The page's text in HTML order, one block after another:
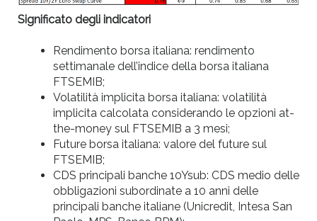
Significato degli indicatori
Rendimento borsa italiana: rendimento
settimanale dell’indice della borsa italiana
FTSEMIB;
Volatilità implicita borsa italiana: volatilità
implicita calcolata considerando le opzioni at-
the-money sul FTSEMIB a 3 mesi;
Future borsa italiana: valore del future sul
FTSEMIB;
CDS principali banche 10Ysub: CDS medio delle
obbligazioni subordinate a 10 anni delle
principali banche italiane (Unicredit, Intesa San